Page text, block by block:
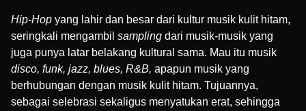
Hip-Hop yang lahir dan besar dari kultur musik kulit hitam,
seringkali mengambil sampling dari musik-musik yang
juga punya latar belakang kultural sama. Mau itu musik
disco, funk, jazz, blues, R&B, apapun musik yang
berhubungan dengan musik kulit hitam. Tujuannya,
sebagai selebrasi sekaligus menyatukan erat, sehingga